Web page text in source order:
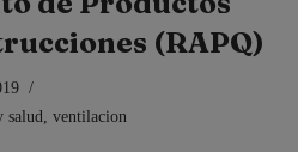
(RAPQ)
salud ventilacion